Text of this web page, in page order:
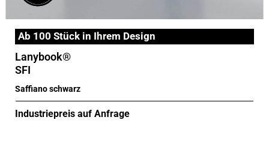
Ab 100 Stück in Ihrem Design
Lanybook®
SFI
Saffiano schwarz
Industriepreis auf Anfrage